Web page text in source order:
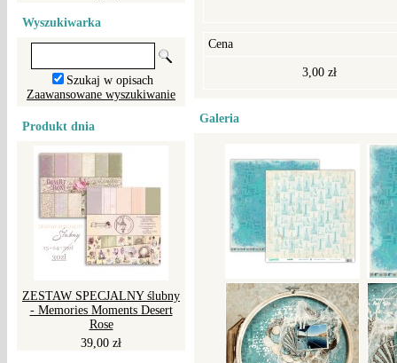
Wyszukiwarka
Szukaj w opisach
Zaawansowane wyszukiwanie
Produkt dnia
ZESTAW SPECJALNY ślubny
- Memories Moments Desert
Rose
39,00 zł
Cena
3,00 zł
Galeria